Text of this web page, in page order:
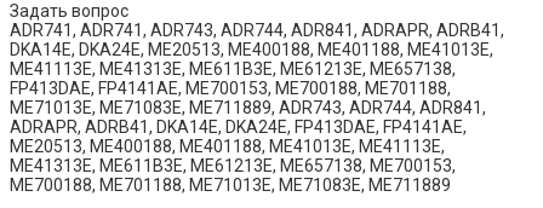
Задать вопрос
ADR741, ADR741, ADR743, ADR744, ADR841, ADRAPR, ADRB41,
DKA14E, DKA24E, ME20513, ME400188, ME401188, ME41013E,
ME41113E, ME41313E, ME611B3E, ME61213E, ME657138,
FP413DAE, FP4141AE, ME700153, ME700188, ME701188,
ME71013E, ME71083E, ME711889, ADR743, ADR744, ADR841,
ADRAPR, ADRB41, DKA14E, DKA24E, FP413DAE, FP4141AE,
ME20513, ME400188, ME401188, ME41013E, ME41113E,
ME41313E, ME611B3E, ME61213E, ME657138, ME700153,
ME700188, ME701188, ME71013E, ME71083E, ME711889